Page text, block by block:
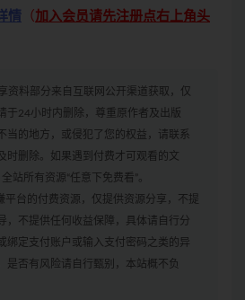
情 （ 加入会员请先注册点右上角头
资料部分来自互联网公开渠道获取，仅
于24小时内删除，尊重原作者及出版
当的地方，或侵犯了您的权益，请联系
时删除。如果遇到付费才可观看的文
站所有资源“任意下免费看”。
平台的付费资源，仅提供资源分享，不提
，不提供任何收益保障，具体请自行分
绑定支付账户或输入支付密码之类的异
是否有风险请自行甄别，本站概不负